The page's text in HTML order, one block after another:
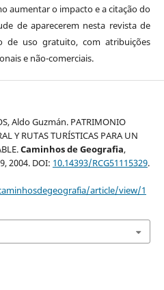
aumentar o impacto e a citação do
de aparecerem nesta revista de
de uso gratuito, com atribuições
e não-comerciais.
Aldo Guzmán. PATRIMONIO
Y RUTAS TURÍSTICAS PARA UN
Caminhos de Geografia,
2004. DOI: 10.14393/RCG51115329.
article/view/1